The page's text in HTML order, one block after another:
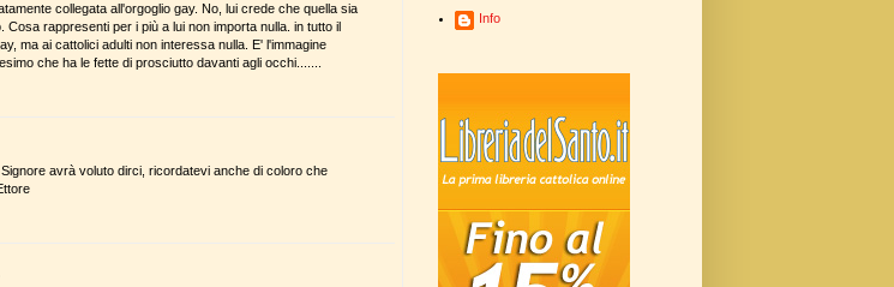
collegata all'orgoglio gay. No, lui crede che quella sia
Cosa rappresenti per i più a lui non importa nulla. in tutto il
ma ai cattolici adulti non interessa nulla. E' l'immagine
che ha le fette di prosciutto davanti agli occhi.......
avrà voluto dirci, ricordatevi anche di coloro che
Info